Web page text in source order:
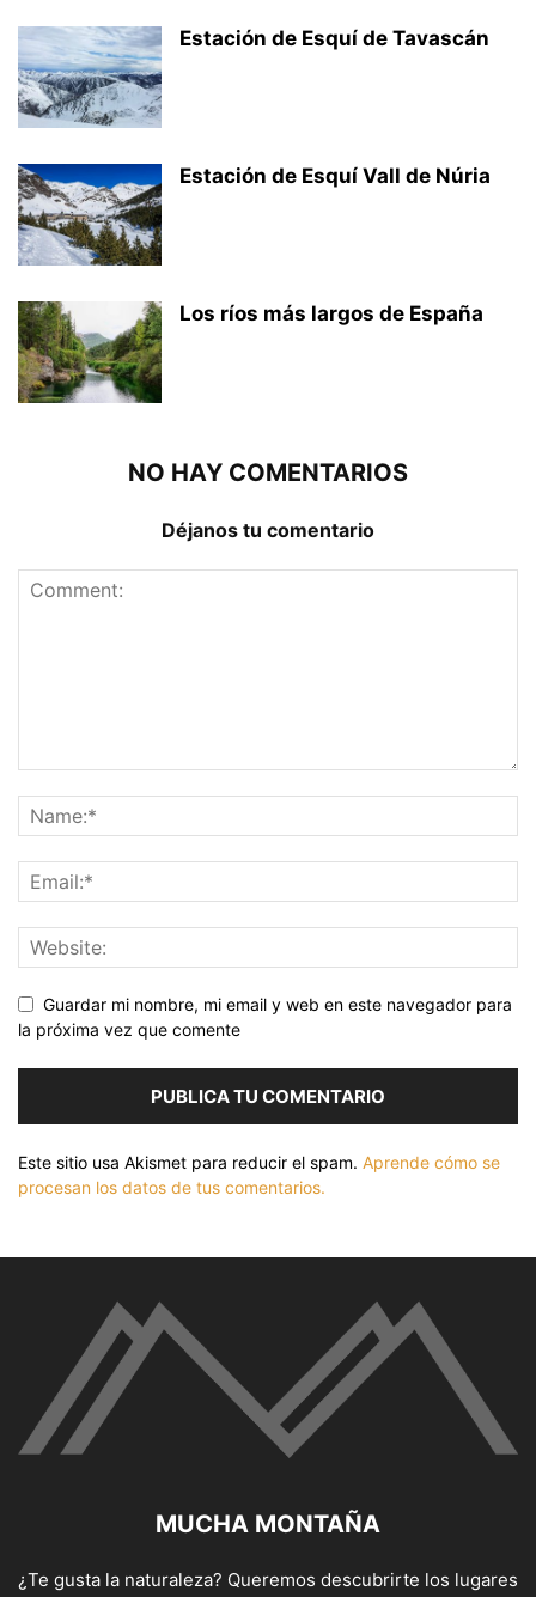
Estación de Esquí de Tavascán
Estación de Esquí Vall de Núria
Los ríos más largos de España
NO HAY COMENTARIOS
Déjanos tu comentario
Guardar mi nombre, mi email y web en este navegador para
la próxima vez que comente
Este sitio usa Akismet para reducir el spam. Aprende cómo se
procesan los datos de tus comentarios.
MUCHA MONTAÑA
¿Te gusta la naturaleza? Queremos descubrirte los lugares